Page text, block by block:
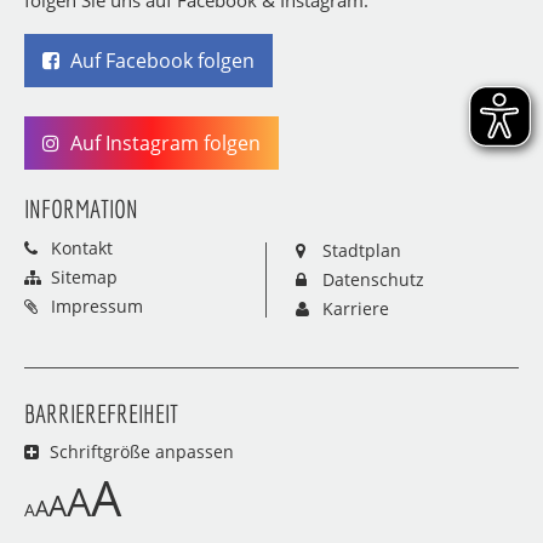
Auf Facebook folgen
Auf Instagram folgen
INFORMATION
Kontakt
Sitemap
Impressum
Stadtplan
Datenschutz
Karriere
BARRIEREFREIHEIT
Schriftgröße anpassen
AAAAA